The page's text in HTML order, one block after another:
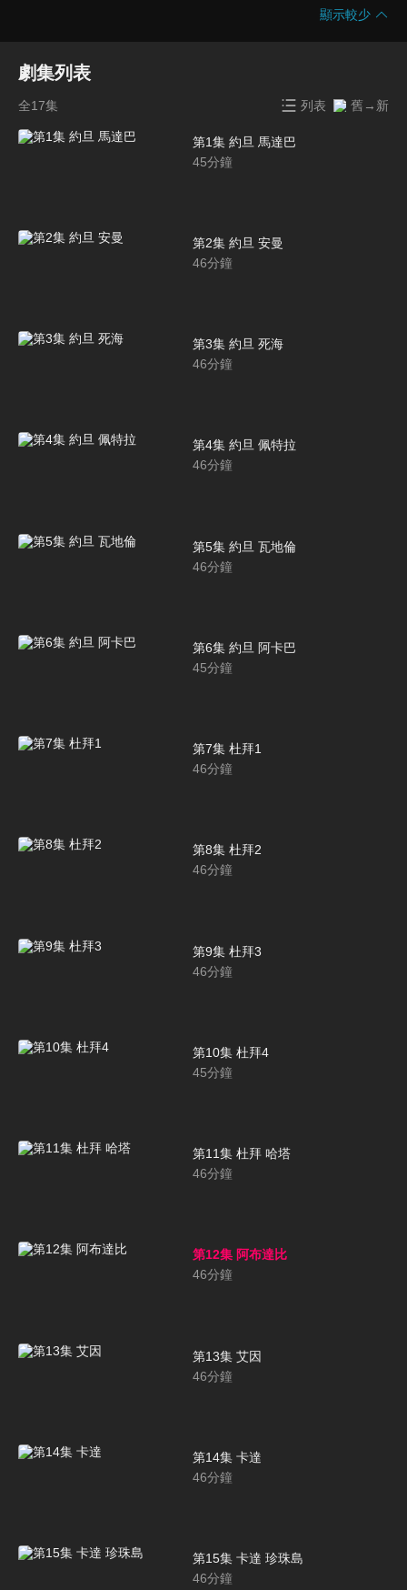
顯示較少
劇集列表
全17集 列表 舊→新
第1集 約旦 馬達巴
45分鐘
第2集 約旦 安曼
46分鐘
第3集 約旦 死海
46分鐘
第4集 約旦 佩特拉
46分鐘
第5集 約旦 瓦地倫
46分鐘
第6集 約旦 阿卡巴
45分鐘
第7集 杜拜1
46分鐘
第8集 杜拜2
46分鐘
第9集 杜拜3
46分鐘
第10集 杜拜4
45分鐘
第11集 杜拜 哈塔
46分鐘
第12集 阿布達比
46分鐘
第13集 艾因
46分鐘
第14集 卡達
46分鐘
第15集 卡達 珍珠島
46分鐘